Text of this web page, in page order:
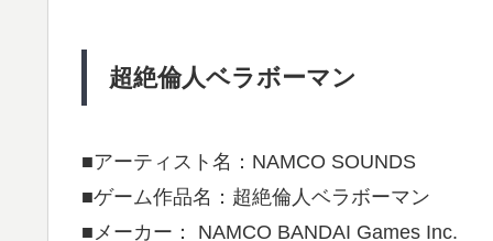
超絶倫人ベラボーマン
■アーティスト名：NAMCO SOUNDS
■ゲーム作品名：超絶倫人ベラボーマン
■メーカー： NAMCO BANDAI Games Inc.